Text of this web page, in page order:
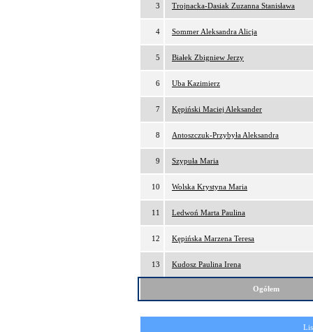
3 Trojnacka-Dasiak Zuzanna Stanisława
4 Sommer Aleksandra Alicja
5 Białek Zbigniew Jerzy
6 Uba Kazimierz
7 Kępiński Maciej Aleksander
8 Antoszczuk-Przybyła Aleksandra
9 Szypuła Maria
10 Wolska Krystyna Maria
11 Ledwoń Marta Paulina
12 Kępińska Marzena Teresa
13 Kudosz Paulina Irena
Ogółem